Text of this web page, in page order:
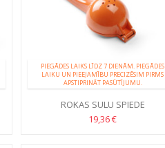
PIEGĀDES LAIKS LĪDZ 7 DIENĀM. PIEGĀDES
LAIKU UN PIEEJAMĪBU PRECIZĒSIM PIRMS
APSTIPRINĀT PASŪTĪJUMU.
ROKAS SULU SPIEDE
CITRUSAUGĻIEM
19,36 €